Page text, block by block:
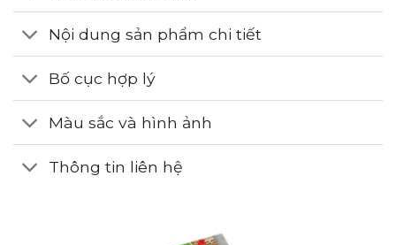
Nội dung sản phẩm chi tiết
Bố cục hợp lý
Màu sắc và hình ảnh
Thông tin liên hệ